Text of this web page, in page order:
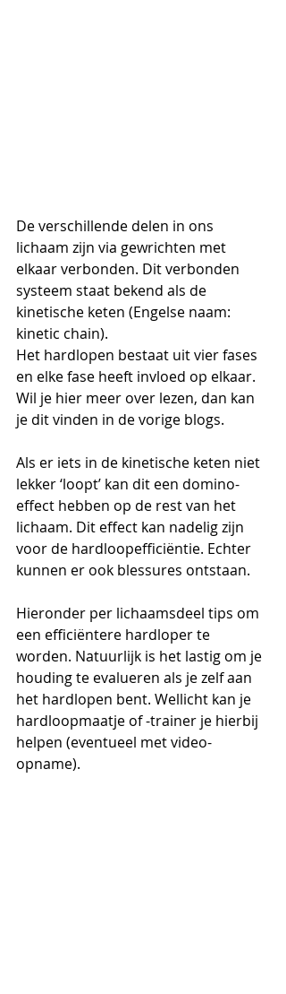
De verschillende delen in ons
lichaam zijn via gewrichten met
elkaar verbonden. Dit verbonden
systeem staat bekend als de
kinetische keten (Engelse naam:
kinetic chain).
Het hardlopen bestaat uit vier fases
en elke fase heeft invloed op elkaar.
Wil je hier meer over lezen, dan kan
je dit vinden in de vorige blogs.
Als er iets in de kinetische keten niet
lekker ‘loopt’ kan dit een domino-
effect hebben op de rest van het
lichaam. Dit effect kan nadelig zijn
voor de hardloopefficiëntie. Echter
kunnen er ook blessures ontstaan.
Hieronder per lichaamsdeel tips om
een efficiëntere hardloper te
worden. Natuurlijk is het lastig om je
houding te evalueren als je zelf aan
het hardlopen bent. Wellicht kan je
hardloopmaatje of -trainer je hierbij
helpen (eventueel met video-
opname).